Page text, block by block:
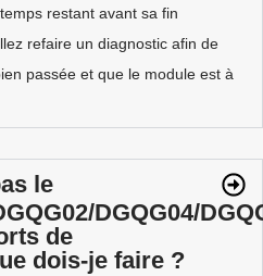
restant avant sa fin
refaire un diagnostic afin de
passée et que le module est à
le
DGQG04/
de
dois-je faire ?